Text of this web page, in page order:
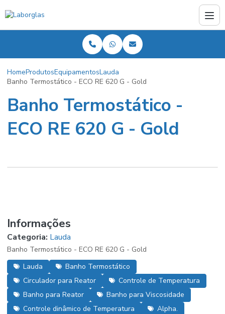
HomeProdutosEquipamentosLauda
Banho Termostático - ECO RE 620 G - Gold
Banho Termostático -
ECO RE 620 G - Gold
Informações
Categoria: Lauda
Banho Termostático - ECO RE 620 G - Gold
Lauda
Banho Termostático
Circulador para Reator
Controle de Temperatura
Banho para Reator
Banho para Viscosidade
Controle dinâmico de Temperatura
Alpha.